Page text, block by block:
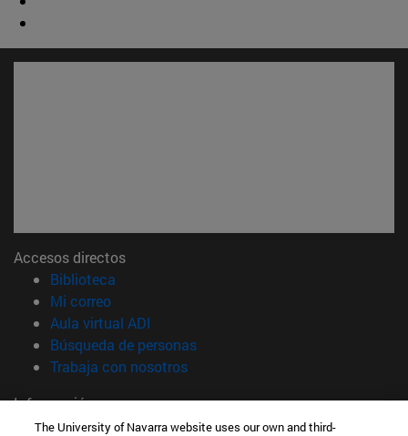
Accesos directos
Biblioteca
Mi correo(abre en nueva ventana)
Aula virtual ADI
Búsqueda de personas(abre en nueva ventana)
Trabaja con nosotros(abre en nueva ventana)
Información
TFNO +34 948 42 56 00
The University of Navarra website uses our own and third-